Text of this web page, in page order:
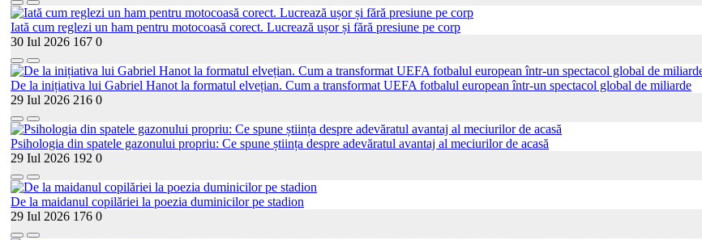
Iată cum reglezi un ham pentru motocoasă corect. Lucrează ușor și fără presiune pe corp
30 Iul 2026 167 0
De la inițiativa lui Gabriel Hanot la formatul elvețian. Cum a transformat UEFA fotbalul european într-un spectacol global de miliarde
29 Iul 2026 216 0
Psihologia din spatele gazonului propriu: Ce spune știința despre adevăratul avantaj al meciurilor de acasă
29 Iul 2026 192 0
De la maidanul copilăriei la poezia duminicilor pe stadion
29 Iul 2026 176 0